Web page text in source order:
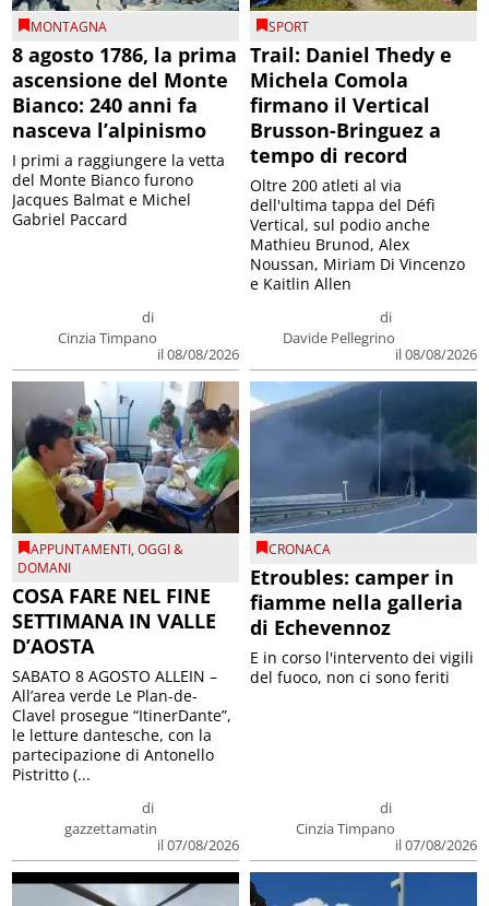
MONTAGNA
8 agosto 1786, la prima
ascensione del Monte
Bianco: 240 anni fa
nasceva l’alpinismo
di
Cinzia Timpano
il 08/08/2026
I primi a raggiungere la vetta
del Monte Bianco furono
Jacques Balmat e Michel
Gabriel Paccard
SPORT
Trail: Daniel Thedy e
Michela Comola
firmano il Vertical
Brusson-Bringuez a
tempo di record
di
Davide Pellegrino
il 08/08/2026
Oltre 200 atleti al via
dell'ultima tappa del Défì
Vertical, sul podio anche
Mathieu Brunod, Alex
Noussan, Miriam Di Vincenzo
e Kaitlin Allen
APPUNTAMENTI,OGGI &
DOMANI
COSA FARE NEL FINE
SETTIMANA IN VALLE
D’AOSTA
di
gazzettamatin
il 07/08/2026
SABATO 8 AGOSTO ALLEIN –
All’area verde Le Plan-de-
Clavel prosegue “ItinerDante”,
le letture dantesche, con la
partecipazione di Antonello
Pistritto (...
CRONACA
Etroubles: camper in
fiamme nella galleria
di Echevennoz
di
Cinzia Timpano
il 07/08/2026
E in corso l'intervento dei vigili
del fuoco, non ci sono feriti